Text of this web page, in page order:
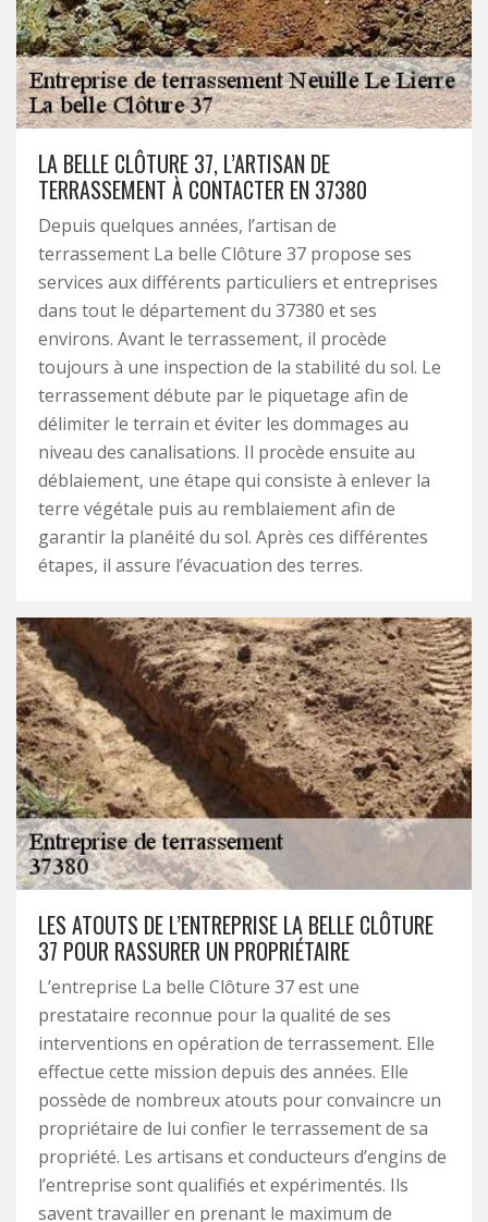
LA BELLE CLÔTURE 37, L’ARTISAN DE
TERRASSEMENT À CONTACTER EN 37380
Depuis quelques années, l’artisan de
terrassement La belle Clôture 37 propose ses
services aux différents particuliers et entreprises
dans tout le département du 37380 et ses
environs. Avant le terrassement, il procède
toujours à une inspection de la stabilité du sol. Le
terrassement débute par le piquetage afin de
délimiter le terrain et éviter les dommages au
niveau des canalisations. Il procède ensuite au
déblaiement, une étape qui consiste à enlever la
terre végétale puis au remblaiement afin de
garantir la planéité du sol. Après ces différentes
étapes, il assure l’évacuation des terres.
LES ATOUTS DE L’ENTREPRISE LA BELLE CLÔTURE
37 POUR RASSURER UN PROPRIÉTAIRE
L’entreprise La belle Clôture 37 est une
prestataire reconnue pour la qualité de ses
interventions en opération de terrassement. Elle
effectue cette mission depuis des années. Elle
possède de nombreux atouts pour convaincre un
propriétaire de lui confier le terrassement de sa
propriété. Les artisans et conducteurs d’engins de
l’entreprise sont qualifiés et expérimentés. Ils
savent travailler en prenant le maximum de